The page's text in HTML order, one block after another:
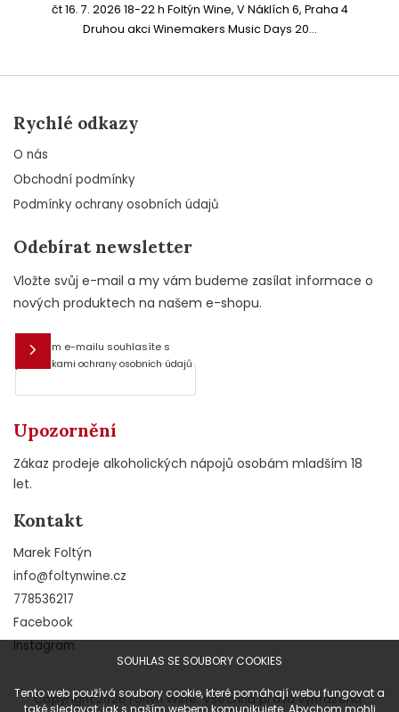
SOUHLAS SE SOUBORY COOKIES
Tento web používá soubory cookie, které pomáhají webu fungovat a
také sledovat, jak s naším webem komunikujete. Abychom mohli
čt 16. 7. 2026 18-22 h Foltýn Wine, V Náklích 6, Praha 4
Druhou akci Winemakers Music Days 20...
Rychlé odkazy
O nás
Obchodní podmínky
Podmínky ochrany osobních údajů
Odebírat newsletter
Vložte svůj e-mail a my vám budeme zasílat informace o
nových produktech na našem e-shopu.
E-mail
Vložením e-mailu souhlasíte s
podmínkami ochrany osobních údajů
Upozornění
Zákaz prodeje alkoholických nápojů osobám mladším 18
let.
Kontakt
Marek Foltýn
info@foltynwine.cz
778536217
Facebook
Instagram
Copyright 2026Foltýn Wine. Všechna práva vyhrazena.